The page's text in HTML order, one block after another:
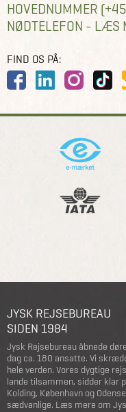
HOVEDNUMMER
NØDTELEFON - LÆS
FIND OS PÅ:
JYSK REJSEBUREAU
SIDEN 1984
Jysk Rejsebureau åbnede
dag ca. 180 ansatte. Vi
hele verden. Vores dygtige
lande tilsammen, sidder klar
Kolding, København og
sædvanlige. Læs mere om